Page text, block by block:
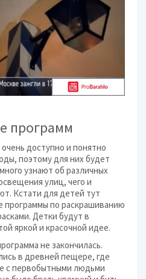
программ
доступно и понятно
поэтому для них будет
узнают об различных
улиц, чего и
Кстати для детей тут
программы по раскрашиванию
Детки будут в
яркой и красочной идее.
не закончилась.
в древней пещере, где
с первобытными людьми